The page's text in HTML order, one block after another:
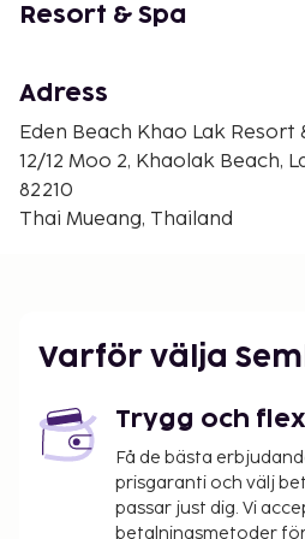
Bangnieng Afternoon Market
Tsunamins minnesmuseum -
Khaolak minigolf - 9,6 km
Khuekkhaks strand - 13,8 km
Laem Pakarang Beach - 18,6
Den största flygplatsen i
erbjuds flygtransfer tur/retur
(tillgänglig dygnet runt), och
deras spa, som erbjuder
kroppsbehandlingar och
har du tillgång till 4
fitnesscenter och hyrcyklar.
Resort & Spa
Adress
Eden Beach Khao Lak Resort
12/12 Moo 2, Khaolak Beach,
82210
Thai Mueang, Thailand
Varför välja
Trygg och
Få de bästa
prisgaranti och välj
passar just dig. Vi
betalningsmetoder